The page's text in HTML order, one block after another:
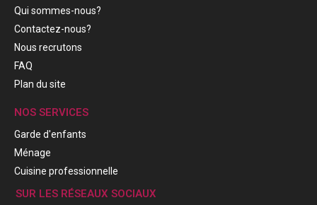
Qui sommes-nous?
Contactez-nous?
Nous recrutons
FAQ
Plan du site
NOS SERVICES
Garde d'enfants
Ménage
Cuisine professionnelle
SUR LES RÉSEAUX SOCIAUX